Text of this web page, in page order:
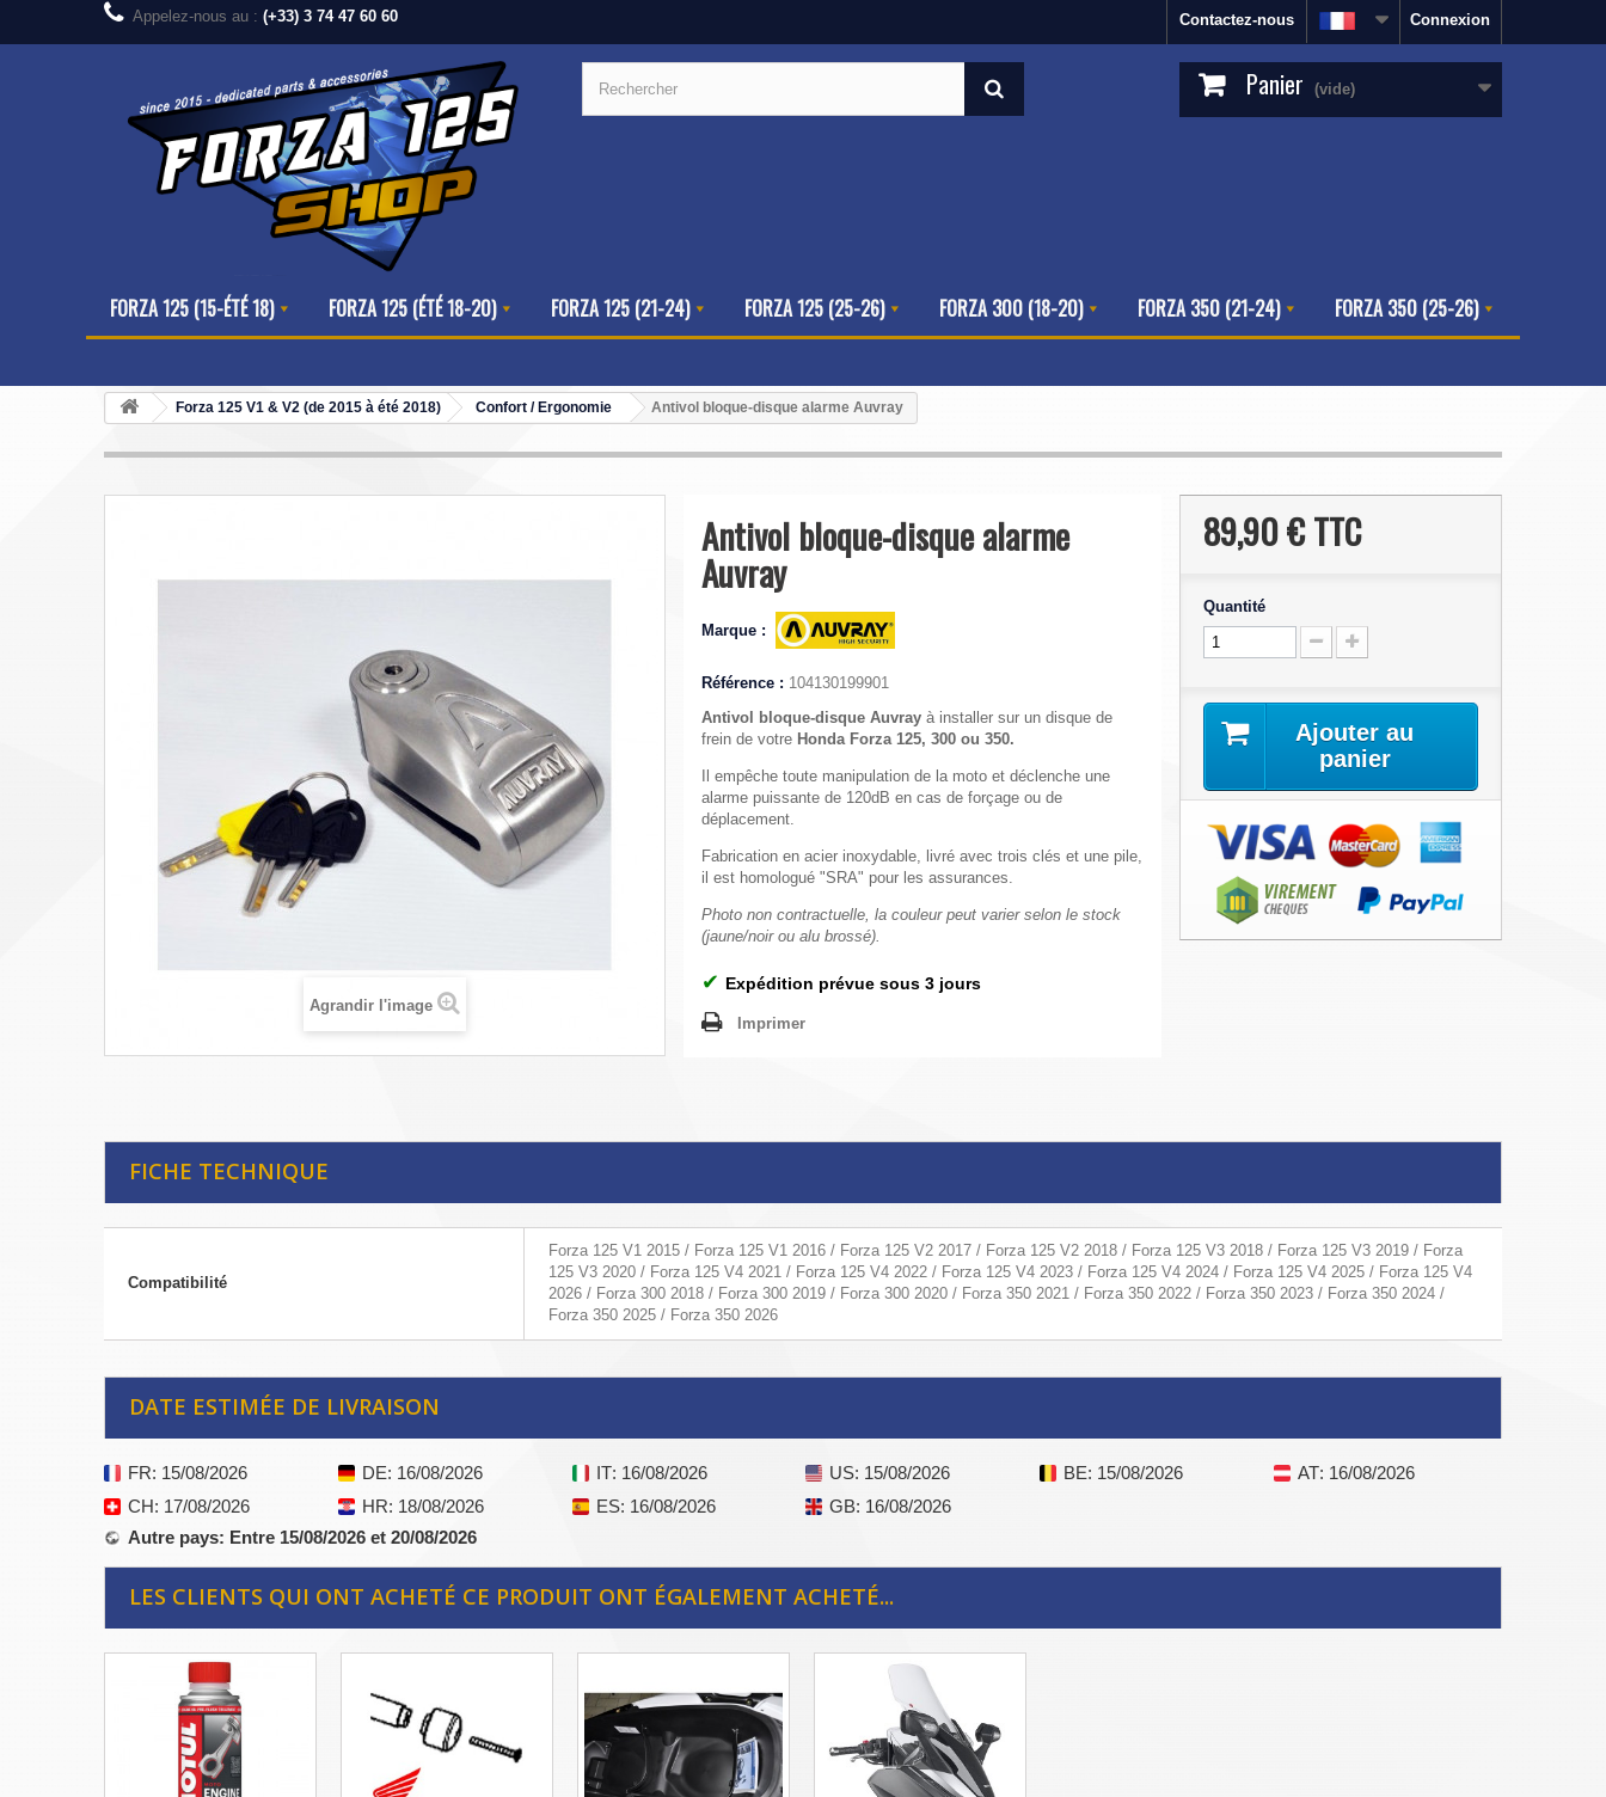
Connexion
Contactez-nous
Appelez-nous au : (+33) 3 74 47 60 60
Panier (vide)
FORZA 125 (15-ÉTÉ 18) FORZA 125 (ÉTÉ 18-20) FORZA 125 (21-24) FORZA 125 (25-26) FORZA 300 (18-20) FORZA 350 (21-24) FORZA 350 (25-26)
Forza 125 V1 & V2 (de 2015 à été 2018) Confort / Ergonomie Antivol bloque-disque alarme Auvray
Agrandir l'image
Antivol bloque-disque alarme
Auvray
Marque :
Référence : 104130199901
Antivol bloque-disque Auvray à installer sur un disque de
frein de votre Honda Forza 125, 300 ou 350.
Il empêche toute manipulation de la moto et déclenche une
alarme puissante de 120dB en cas de forçage ou de
déplacement.
Fabrication en acier inoxydable, livré avec trois clés et une pile,
il est homologué "SRA" pour les assurances.
Photo non contractuelle, la couleur peut varier selon le stock
(jaune/noir ou alu brossé).
✔ Expédition prévue sous 3 jours
Imprimer
89,90 €TTC
Quantité
Ajouter au
panier
FICHE TECHNIQUE
Compatibilité
Forza 125 V1 2015 / Forza 125 V1 2016 / Forza 125 V2 2017 / Forza 125 V2 2018 / Forza 125 V3 2018 / Forza 125 V3 2019 / Forza
125 V3 2020 / Forza 125 V4 2021 / Forza 125 V4 2022 / Forza 125 V4 2023 / Forza 125 V4 2024 / Forza 125 V4 2025 / Forza 125 V4
2026 / Forza 300 2018 / Forza 300 2019 / Forza 300 2020 / Forza 350 2021 / Forza 350 2022 / Forza 350 2023 / Forza 350 2024 /
Forza 350 2025 / Forza 350 2026
DATE ESTIMÉE DE LIVRAISON
FR: 15/08/2026 DE: 16/08/2026 IT: 16/08/2026 US: 15/08/2026 BE: 15/08/2026 AT: 16/08/2026
CH: 17/08/2026 HR: 18/08/2026 ES: 16/08/2026 GB: 16/08/2026
Autre pays: Entre 15/08/2026 et 20/08/2026
LES CLIENTS QUI ONT ACHETÉ CE PRODUIT ONT ÉGALEMENT ACHETÉ...